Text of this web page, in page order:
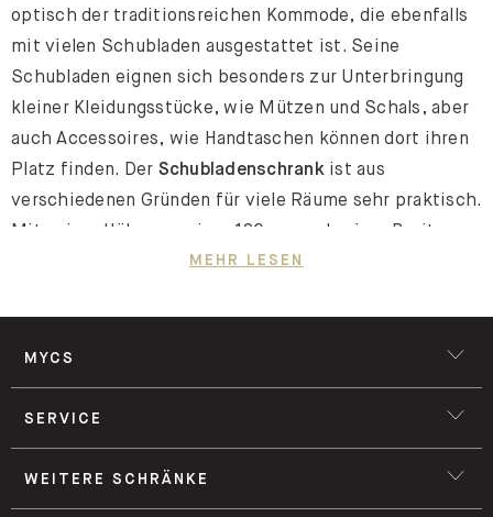
optisch der traditionsreichen Kommode, die ebenfalls
mit vielen Schubladen ausgestattet ist. Seine
Schubladen eignen sich besonders zur Unterbringung
kleiner Kleidungsstücke, wie Mützen und Schals, aber
auch Accessoires, wie Handtaschen können dort ihren
Platz finden. Der Schubladenschrankist aus
verschiedenen Gründen für viele Räume sehr praktisch.
Mit seiner Höhe von circa 120 cm und seiner Breite
zwischen 80 cm und 100 cm ist es kein großes
einen Schubladenschrank gerade für kleine Zimmer zu
einer optimalen Wahl.
Hinzu kommt, dass er trotz seiner geringen Größe viel
Stauraum bietet. So ist es auch kein Wunder, dass er so
vielfältig verwendet wird.Schubladenschränke eignen
sich als Erweiterung deines Kleiderschranks im
Schlafzimmer, als Aufbewahrungsort für Dekoartikel
MEHR LESEN
MYCS
SERVICE
WEITERE SCHRÄNKE